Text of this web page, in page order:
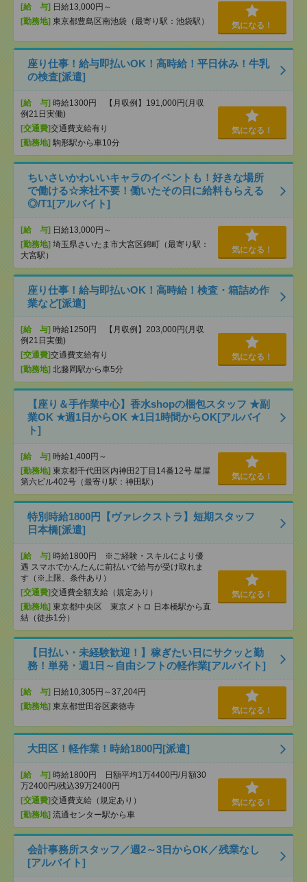
[給 与] 日給13,000円～
[勤務地] 東京都豊島区南池袋（最寄り駅：池袋駅） 気になる！
座り仕事！給与即払いOK！高時給！平日休み！牛乳
の検査[派遣]
[給 与] 時給1300円 【月収例】191,000円(月収
例21日実働)
[交通費]交通費支給有り
[勤務地] 駒形駅から車10分
気になる！
ちいさいかわいいキャラのイベントも！好きな場所
で働ける☆来社不要！働いたその日に給料もらえる
◎/T1[アルバイト]
[給 与] 日給13,000円～
[勤務地] 埼玉県さいたま市大宮区錦町（最寄り駅：
大宮駅）
気になる！
座り仕事！給与即払いOK！高時給！検査・箱詰め作
業など[派遣]
[給 与] 時給1250円 【月収例】203,000円(月収
例21日実働)
[交通費]交通費支給有り
[勤務地] 北藤岡駅から車5分
気になる！
【座り＆手作業中心】香水shopの梱包スタッフ ★副
業OK ★週1日からOK ★1日1時間からOK[アルバイ
ト]
[給 与] 時給1,400円～
[勤務地] 東京都千代田区内神田2丁目14番12号 星屋
第六ビル402号（最寄り駅：神田駅）
気になる！
特別時給1800円【ヴァレクストラ】短期スタッフ
日本橋[派遣]
[給 与] 時給1800円 ※ご経験・スキルにより優
遇 スマホでかんたんに前払いで給与が受け取れま
す（※上限、条件あり）
[交通費]交通費全額支給（規定あり）
[勤務地] 東京都中央区 東京メトロ 日本橋駅から直
結（徒歩1分）
気になる！
【日払い・未経験歓迎！】稼ぎたい日にサクッと勤
務！単発・週1日～自由シフトの軽作業[アルバイト]
[給 与] 日給10,305円～37,204円
[勤務地] 東京都世田谷区豪徳寺 気になる！
大田区！軽作業！時給1800円[派遣]
[給 与] 時給1800円 日額平均1万4400円/月額30
万2400円/残込39万2400円
[交通費]交通費支給（規定あり）
[勤務地] 流通センター駅から車
気になる！
会計事務所スタッフ／週2～3日からOK／残業なし
[アルバイト]